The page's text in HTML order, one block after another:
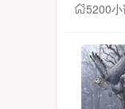
5200小